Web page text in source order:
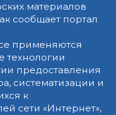
материалов
сообщает портал
применяются
технологии
предоставления
систематизации и
к
сети «Интернет»,